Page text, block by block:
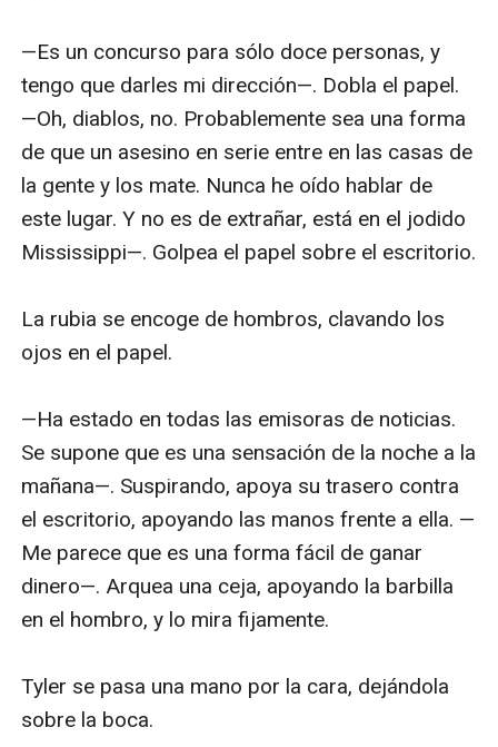
—Es un concurso para sólo doce personas, y
tengo que darles mi dirección—. Dobla el papel.
—Oh, diablos, no. Probablemente sea una forma
de que un asesino en serie entre en las casas de
la gente y los mate. Nunca he oído hablar de
este lugar. Y no es de extrañar, está en el jodido
Mississippi—. Golpea el papel sobre el escritorio.
La rubia se encoge de hombros, clavando los
ojos en el papel.
—Ha estado en todas las emisoras de noticias.
Se supone que es una sensación de la noche a la
mañana—. Suspirando, apoya su trasero contra
el escritorio, apoyando las manos frente a ella. —
Me parece que es una forma fácil de ganar
dinero—. Arquea una ceja, apoyando la barbilla
en el hombro, y lo mira fijamente.
Tyler se pasa una mano por la cara, dejándola
sobre la boca.